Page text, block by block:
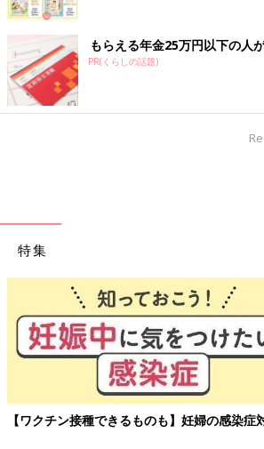
もらえる年金25万円以下の人
PR(くらしの話題)
特集
玉川大学教育学部教授、大豆生田先生に子ど